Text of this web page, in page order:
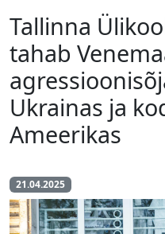
Tallinna
tahab
Ukrainas ja
Ameerikas
21.04.2025